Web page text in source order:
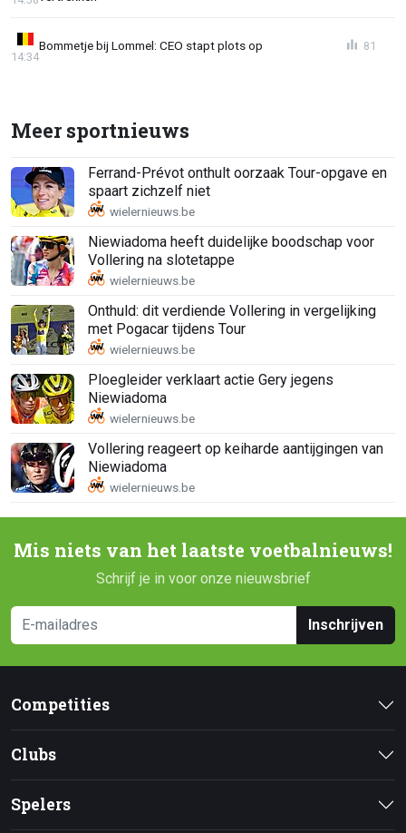
Bommetje bij Lommel: CEO stapt plots op
14:34
81
Meer sportnieuws
Ferrand-Prévot onthult oorzaak Tour-opgave en
spaart zichzelf niet
Niewiadoma heeft duidelijke boodschap voor
Vollering na slotetappe
Onthuld: dit verdiende Vollering in vergelijking
met Pogacar tijdens Tour
Ploegleider verklaart actie Gery jegens
Niewiadoma
Vollering reageert op keiharde aantijgingen van
Niewiadoma
Mis niets van het laatste voetbalnieuws!
Schrijf je in voor onze nieuwsbrief
Inschrijven
Competities
Clubs
Spelers